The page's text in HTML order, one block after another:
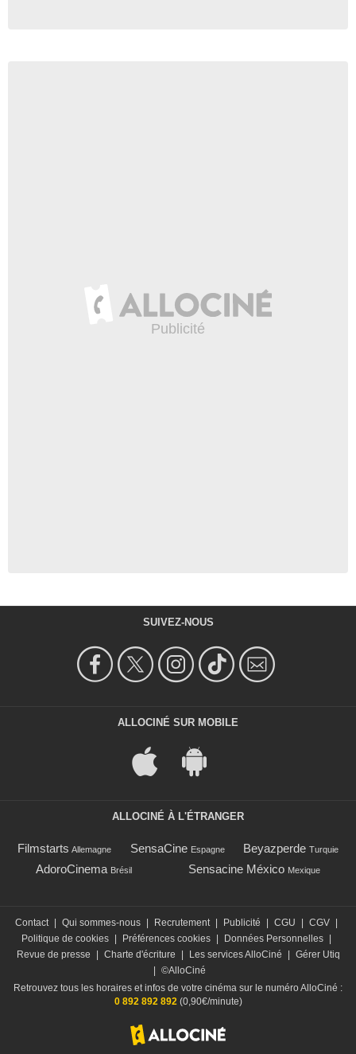
SUIVEZ-NOUS
ALLOCINÉ SUR MOBILE
ALLOCINÉ À L'ÉTRANGER
Filmstarts Allemagne SensaCine Espagne Beyazperde Turquie
AdoroCinema Brésil Sensacine México Mexique
Contact | Qui sommes-nous | Recrutement | Publicité | CGU | CGV |
Politique de cookies | Préférences cookies | Données Personnelles |
Revue de presse
| Charte d'écriture | Les services AlloCiné | Gérer Utiq
| ©AlloCiné
Retrouvez tous les horaires et infos de votre cinéma sur le numéro AlloCiné :
0 892 892 892(0,90€/minute)